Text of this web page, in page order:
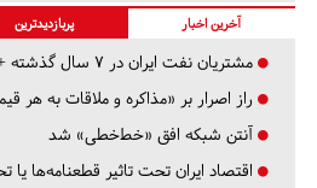
آخرین اخبار پربازدیدترین
مشتریان نفت ایران در ۷ سال گذشته +فیلم
راز اصرار بر «مذاکره و ملاقات به
آنتن شبکه افق «خط‌خطی» شد
اقتصاد ایران تحت تاثیر قطعنامه‌ها یا